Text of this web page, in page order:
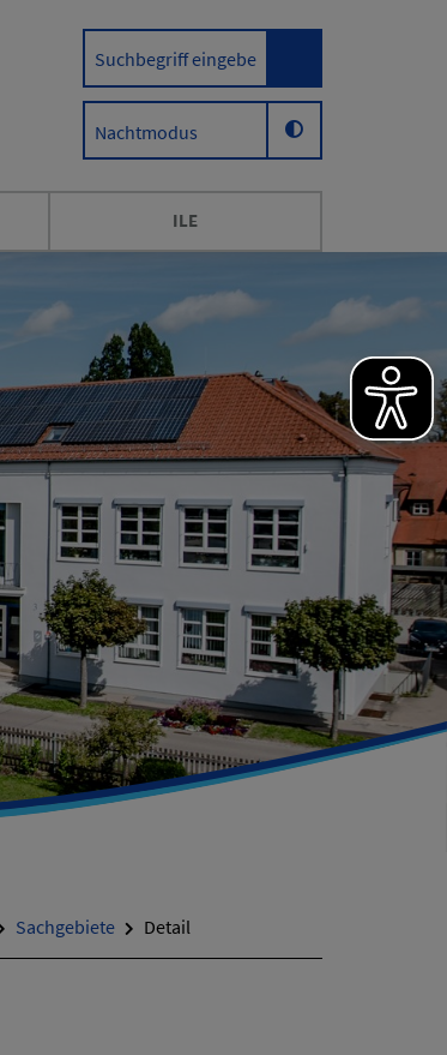
ILE
Nachtmodus
Sachgebiete Detail